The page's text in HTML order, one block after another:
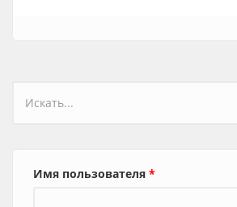
Форма поиска
Имя пользователя *